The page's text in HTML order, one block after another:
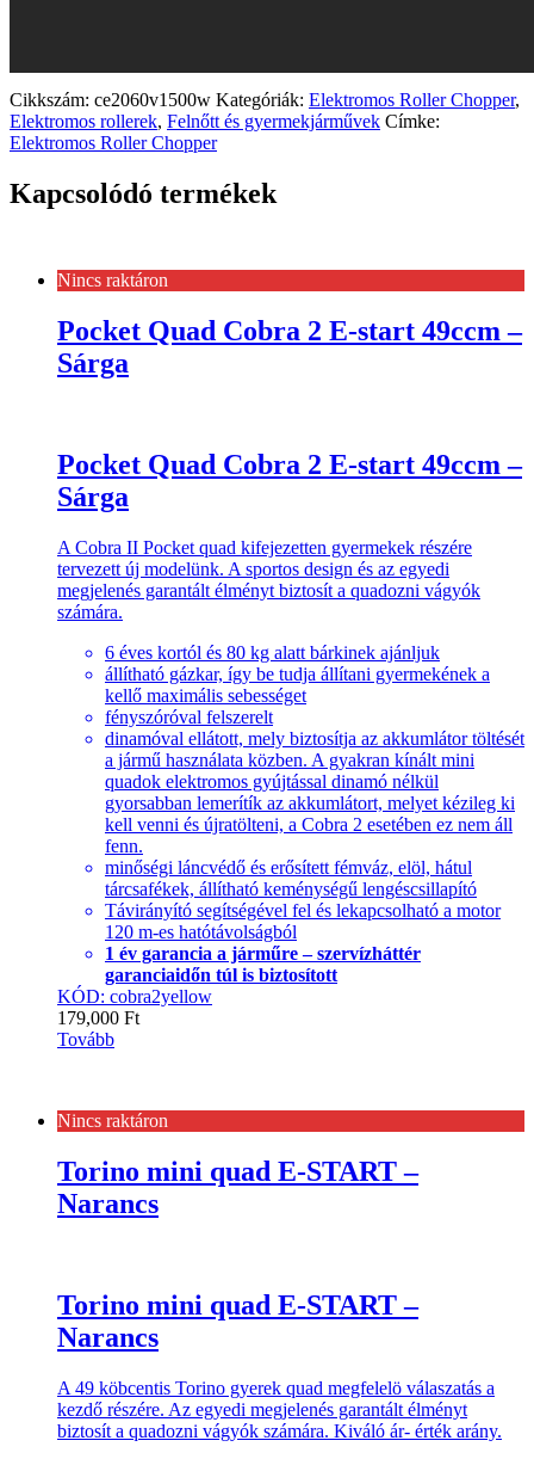
Cikkszám: ce2060v1500w Kategóriák: Elektromos Roller Chopper,
Elektromos rollerek, Felnőtt és gyermekjárművek Címke:
Elektromos Roller Chopper
Kapcsolódó termékek
Nincs raktáron
Pocket Quad Cobra 2 E-start 49ccm –
Sárga
Pocket Quad Cobra 2 E-start 49ccm –
Sárga
A Cobra II Pocket quad kifejezetten gyermekek részére
tervezett új modelünk. A sportos design és az egyedi
megjelenés garantált élményt biztosít a quadozni vágyók
számára.
6 éves kortól és 80 kg alatt bárkinek ajánljuk
állítható gázkar, így be tudja állítani gyermekének a
kellő maximális sebességet
fényszóróval felszerelt
dinamóval ellátott, mely biztosítja az akkumlátor töltését
a jármű használata közben. A gyakran kínált mini
quadok elektromos gyújtással dinamó nélkül
gyorsabban lemerítík az akkumlátort, melyet kézileg ki
kell venni és újratölteni, a Cobra 2 esetében ez nem áll
fenn.
minőségi láncvédő és erősített fémváz, elöl, hátul
tárcsafékek, állítható keménységű lengéscsillapító
Távirányító segítségével fel és lekapcsolható a motor
120 m-es hatótávolságból
1 év garancia a járműre – szervízháttér
garanciaidőn túl is biztosított
KÓD: cobra2yellow
179,000 Ft
Tovább
Nincs raktáron
Torino mini quad E-START –
Narancs
Torino mini quad E-START –
Narancs
A 49 köbcentis Torino gyerek quad megfelelö válaszatás a
kezdő részére. Az egyedi megjelenés garantált élményt
biztosít a quadozni vágyók számára. Kiváló ár- érték arány.